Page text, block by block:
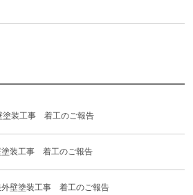
装工事 着工のご報告
装工事 着工のご報告
壁塗装工事 着工のご報告